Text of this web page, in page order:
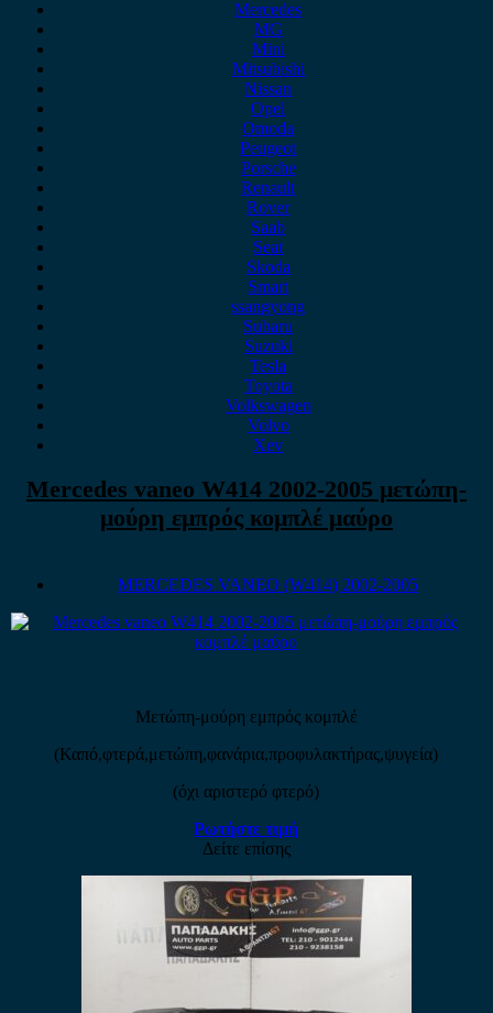
Mercedes
MG
Mini
Mitsubishi
Nissan
Opel
Omoda
Peugeot
Porsche
Renault
Rover
Saab
Seat
Skoda
Smart
ssangyong
Subaru
Suzuki
Tesla
Toyota
Volkswagen
Volvo
Xev
Mercedes vaneo W414 2002-2005 μετώπη-
μούρη εμπρός κομπλέ μαύρο
MERCEDES VANEO (W414) 2002-2005
Μετώπη-μούρη εμπρός κομπλέ
(Καπό,φτερά,μετώπη,φανάρια,προφυλακτήρας,ψυγεία)
(όχι αριστερό φτερό)
Ρωτήστε τιμή
Δείτε επίσης